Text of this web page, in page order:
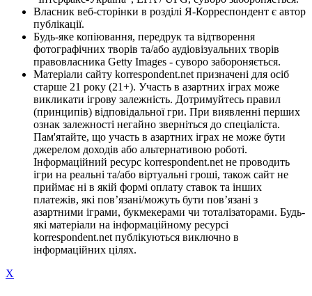
Власник веб-сторінки в розділі Я-Корреспондент є автор
публікації.
Будь-яке копіювання, передрук та відтворення
фотографічних творів та/або аудіовізуальних творів
правовласника Getty Images - суворо забороняється.
Матеріали сайту korrespondent.net призначені для осіб
старше 21 року (21+). Участь в азартних іграх може
викликати ігрову залежність. Дотримуйтесь правил
(принципів) відповідальної гри. При виявленні перших
ознак залежності негайно зверніться до спеціаліста.
Пам'ятайте, що участь в азартних іграх не може бути
джерелом доходів або альтернативою роботі.
Інформаційний ресурс korrespondent.net не проводить
ігри на реальні та/або віртуальні гроші, також сайт не
приймає ні в якій формі оплату ставок та інших
платежів, які пов’язані/можуть бути пов’язані з
азартними іграми, букмекерами чи тоталізаторами. Будь-
які матеріали на інформаційному ресурсі
korrespondent.net публікуються виключно в
інформаційних цілях.
X